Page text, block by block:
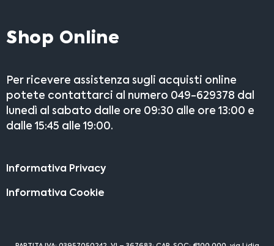
Shop Online
Per ricevere assistenza sugli acquisti online
potete contattarci al numero 049-629378 dal
lunedì al sabato dalle ore 09:30 alle ore 13:00 e
dalle 15:45 alle 19:00.
Informativa Privacy
Informativa Cookie